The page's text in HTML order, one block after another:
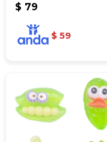
$ 79
$ 59